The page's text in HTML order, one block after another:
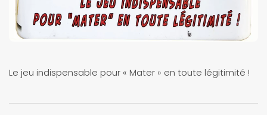
Le jeu indispensable pour « Mater » en toute légitimité !